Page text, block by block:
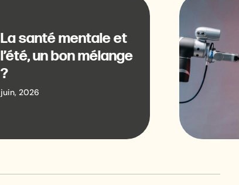
La santé mentale et
l’été, un bon mélange
?
juin, 2026